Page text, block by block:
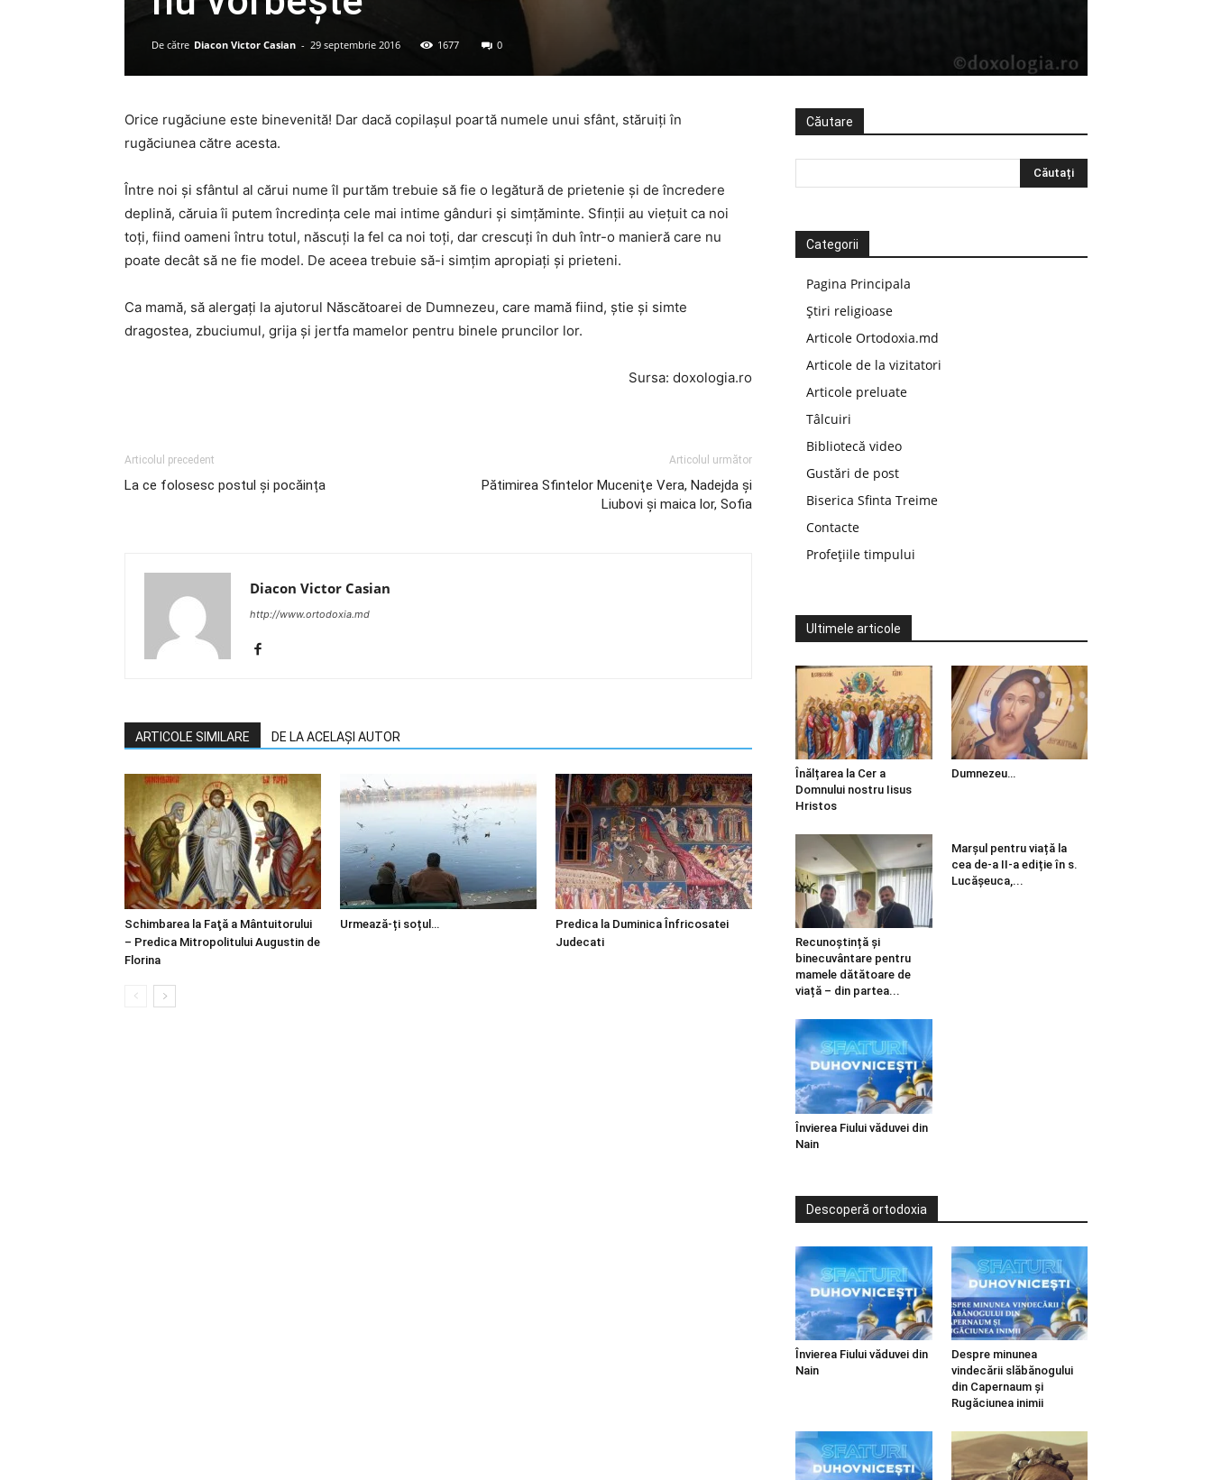
De către Diacon Victor Casian - 29 septembrie 2016 1677 0
Orice rugăciune este binevenită! Dar dacă copilașul poartă numele unui sfânt, stăruiți în
rugăciunea către acesta.
Între noi și sfântul al cărui nume îl purtăm trebuie să fie o legătură de prietenie și de încredere
deplină, căruia îi putem încredința cele mai intime gânduri și simțăminte. Sfinții au viețuit ca noi
toți, fiind oameni întru totul, născuți la fel ca noi toți, dar crescuți în duh într-o manieră care nu
poate decât să ne fie model. De aceea trebuie să-i simțim apropiați şi prieteni.
Ca mamă, să alergați la ajutorul Născătoarei de Dumnezeu, care mamă fiind, știe și simte
dragostea, zbuciumul, grija și jertfa mamelor pentru binele pruncilor lor.
Sursa: doxologia.ro
Articolul precedent
La ce folosesc postul și pocăința
Articolul următor
Pătimirea Sfintelor Muceniţe Vera, Nadejda și
Liubovi şi maica lor, Sofia
Diacon Victor Casian
http://www.ortodoxia.md
ARTICOLE SIMILARE DE LA ACELAȘI AUTOR
Schimbarea la Faţă a Mântuitorului
– Predica Mitropolitului Augustin de
Florina
Urmează-ți soțul…
Predica la Duminica Înfricosatei
Judecati
Căutare
Categorii
Pagina Principala
Știri religioase
Articole Ortodoxia.md
Articole de la vizitatori
Articole preluate
Tâlcuiri
Bibliotecă video
Gustări de post
Biserica Sfinta Treime
Contacte
Profețiile timpului
Ultimele articole
Înălțarea la Cer a
Domnului nostru Iisus
Hristos
Dumnezeu…
Recunoștință și
binecuvântare pentru
mamele dătătoare de
viață – din partea...
Marșul pentru viață la
cea de-a II-a ediție în s.
Lucășeuca,...
Învierea Fiului văduvei din
Nain
Descoperă ortodoxia
Învierea Fiului văduvei din
Nain
Despre minunea
vindecării slăbănogului
din Capernaum și
Rugăciunea inimii